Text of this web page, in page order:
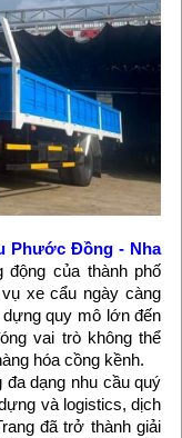
Phước Đồng - Nha
động của thành phố
xe cẩu ngày càng
quy mô lớn đến
vai trò không thể
hóa cồng kềnh.
đa dạng nhu cầu quý
và logistics, dịch
đã trở thành giải